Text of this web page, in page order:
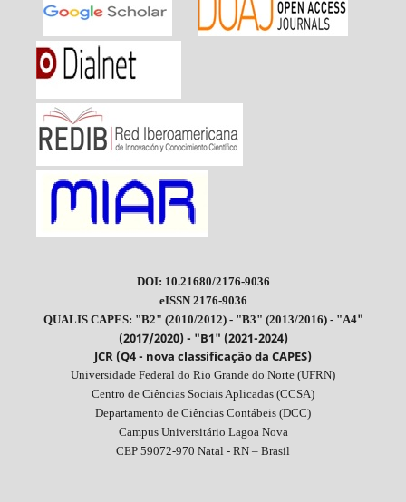
DOI: 10.21680/2176-9036
eISSN 2176-9036
QUALIS CAPES: "B2" (2010/2012) - "B3" (2013/2016) - "A4"
(2017/2020) - "B1" (2021-2024)
JCR (Q4 - nova classificação da CAPES)
Universidade Federal do Rio Grande do Norte (UFRN)
Centro de Ciências Sociais Aplicadas (CCSA)
Departamento de Ciências Contábeis (DCC)
Campus Universitário Lagoa Nova
CEP 59072-970 Natal - RN – Brasil